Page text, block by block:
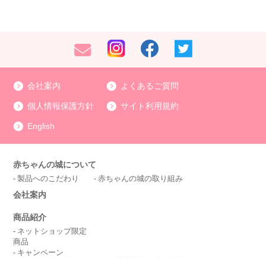
会社案内 よくあるご質問
個人情報保護方針 サイト利用規約
English
赤ちゃんの城について
製品へのこだわり 赤ちゃんの城の取り組み
会社案内
商品紹介
ネットショップ限定
商品
キャンペーン